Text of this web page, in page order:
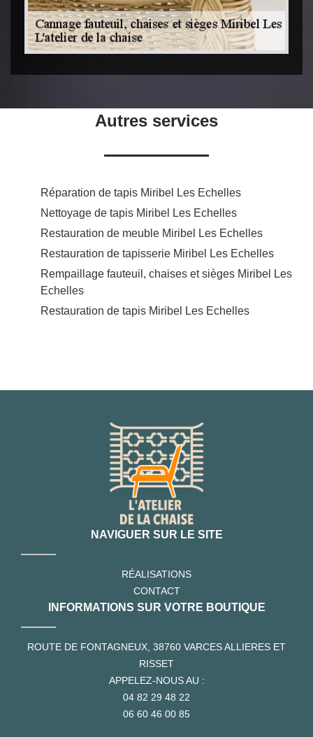
Autres services
Réparation de tapis Miribel Les Echelles
Nettoyage de tapis Miribel Les Echelles
Restauration de meuble Miribel Les Echelles
Restauration de tapisserie Miribel Les Echelles
Rempaillage fauteuil, chaises et sièges Miribel Les
Echelles
Restauration de tapis Miribel Les Echelles
NAVIGUER SUR LE SITE
RÉALISATIONS
CONTACT
INFORMATIONS SUR VOTRE BOUTIQUE
ROUTE DE FONTAGNEUX, 38760 VARCES ALLIERES ET
RISSET
APPELEZ-NOUS AU :
04 82 29 48 22
06 60 46 00 85